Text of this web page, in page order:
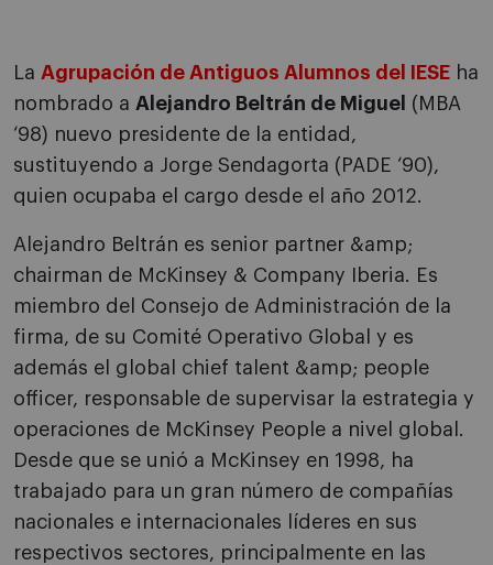
La Agrupación de Antiguos Alumnos del IESE ha
nombrado a Alejandro Beltrán de Miguel
(MBA
‘98) nuevo presidente de la entidad,
sustituyendo a Jorge Sendagorta (PADE ‘90),
quien ocupaba el cargo desde el año 2012.
Alejandro Beltrán es senior partner &amp;
chairman de McKinsey & Company Iberia. Es
miembro del Consejo de Administración de la
firma, de su Comité Operativo Global y es
además el global chief talent &amp; people
officer, responsable de supervisar la estrategia y
operaciones de McKinsey People a nivel global.
Desde que se unió a McKinsey en 1998, ha
trabajado para un gran número de compañías
nacionales e internacionales líderes en sus
respectivos sectores, principalmente en las